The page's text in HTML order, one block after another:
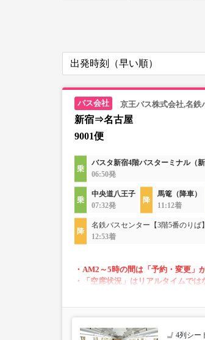
京王バス株式会社,名鉄
新宿⇒名古屋
9001便
バスタ新宿4階バスターミナル（新
06:50発
中央道八王子
07:32発
馬篭（降車）
11:12着
名鉄バスセンター【3階5番のりば】
12:53着
・AM2～5時の間は「予約・変更」
・「空席状況」はリアルタイムで
・「２席ひとりじめシート」は昼
・車両は予告なく変更となる場合
あらかじめご了承ください。
4列シー